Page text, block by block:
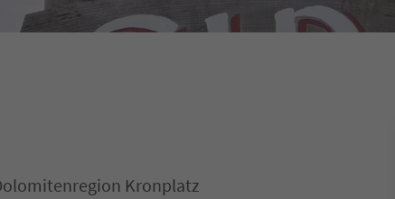
Kronplatz